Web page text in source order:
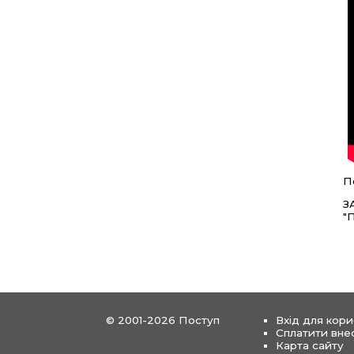
© 2001-2026 Поступ
Вхід для
Сплатити
Карта сайту